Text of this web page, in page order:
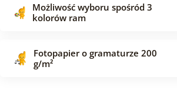
Możliwość wyboru spośród 3
kolorów ram
Fotopapier o gramaturze 200
g/m²